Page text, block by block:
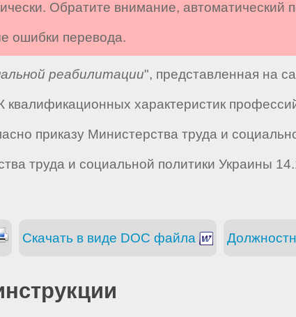
Обратите внимание, автоматический
ошибки перевода.
реабилитации", представленная на
характеристик
приказу Министерства труда и
труда и социальной политики Украины
Скачать в виде DOC файла